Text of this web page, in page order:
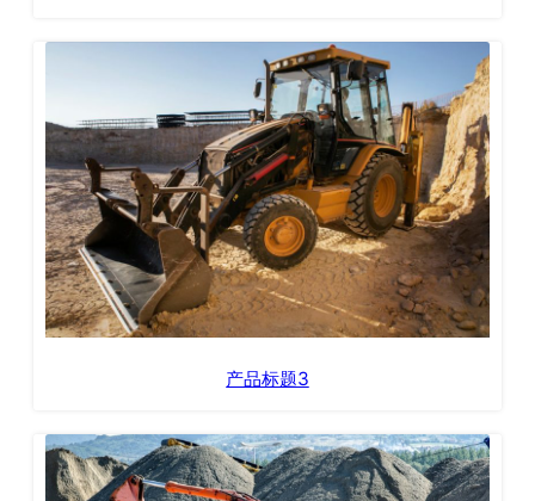
产品标题3